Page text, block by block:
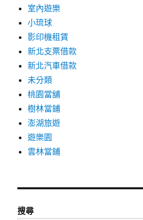
室內遊樂
小琉球
影印機租賃
新北支票借款
新北汽車借款
未分類
桃園當舖
樹林當鋪
澎湖旅遊
遊樂園
雲林當鋪
搜尋